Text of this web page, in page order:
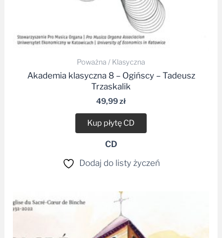
Poważna / Klasyczna
Akademia klasyczna 8 – Ogińscy – Tadeusz
Trzaskalik
49,99zł
Kup płytę CD
CD
Dodaj do listy życzeń